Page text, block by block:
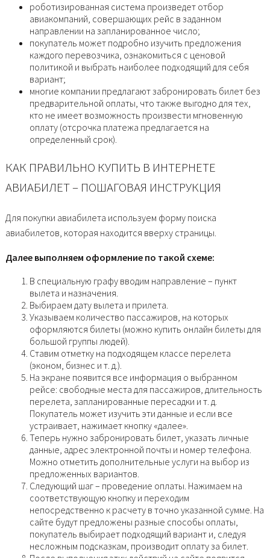
роботизированная система произведет отбор
авиакомпаний, совершающих рейс в заданном
направлении на запланированное число;
покупатель может подробно изучить предложения
каждого перевозчика, ознакомиться с ценовой
политикой и выбрать наиболее подходящий для себя
вариант;
многие компании предлагают забронировать билет без
предварительной оплаты, что также выгодно для тех,
кто не имеет возможность произвести мгновенную
оплату (отсрочка платежа предлагается на
определенный срок).
КАК ПРАВИЛЬНО КУПИТЬ В ИНТЕРНЕТЕ
АВИАБИЛЕТ – ПОШАГОВАЯ ИНСТРУКЦИЯ
Для покупки авиабилета используем форму поиска
авиабилетов, которая находится вверху страницы.
Далее выполняем оформление по такой схеме:
В специальную графу вводим направление – пункт
вылета и назначения.
Выбираем дату вылета и прилета.
Указываем количество пассажиров, на которых
оформляются билеты (можно купить онлайн билеты для
большой группы людей).
Ставим отметку на подходящем классе перелета
(эконом, бизнес и т. д.).
На экране появится все информация о выбранном
рейсе: свободные места для пассажиров, длительность
перелета, запланированные пересадки и т. д.
Покупатель может изучить эти данные и если все
устраивает, нажимает кнопку «далее».
Теперь нужно забронировать билет, указать личные
данные, адрес электронной почты и номер телефона.
Можно отметить дополнительные услуги на выбор из
предложенных вариантов.
Следующий шаг – проведение оплаты. Нажимаем на
соответствующую кнопку и переходим
непосредственно к расчету в точно указанной сумме. На
сайте будут предложены разные способы оплаты,
покупатель выбирает подходящий вариант и, следуя
несложным подсказкам, производит оплату за билет.